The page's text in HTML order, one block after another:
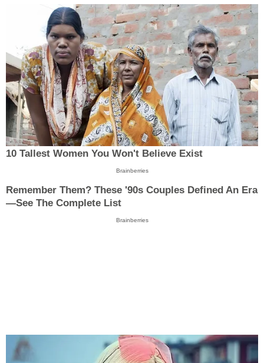
10 Tallest Women You Won't Believe Exist
Brainberries
Remember Them? These '90s Couples Defined An Era
—See The Complete List
Brainberries